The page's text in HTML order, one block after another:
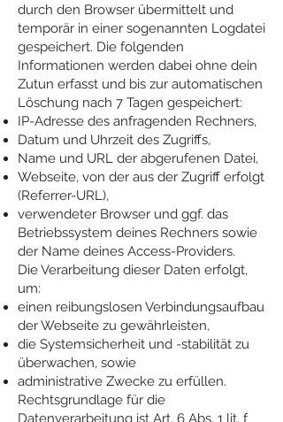
durch den Browser übermittelt und
temporär in einer sogenannten Logdatei
gespeichert. Die folgenden
Informationen werden dabei ohne dein
Zutun erfasst und bis zur automatischen
Löschung nach 7 Tagen gespeichert:
IP-Adresse des anfragenden Rechners,
Datum und Uhrzeit des Zugriffs,
Name und URL der abgerufenen Datei,
Webseite, von der aus der Zugriff erfolgt
(Referrer-URL),
verwendeter Browser und ggf. das
Betriebssystem deines Rechners sowie
der Name deines Access-Providers.
Die Verarbeitung dieser Daten erfolgt,
um:
einen reibungslosen Verbindungsaufbau
der Webseite zu gewährleisten,
die Systemsicherheit und -stabilität zu
überwachen, sowie
administrative Zwecke zu erfüllen.
Rechtsgrundlage für die
Datenverarbeitung ist Art. 6 Abs. 1 lit. f